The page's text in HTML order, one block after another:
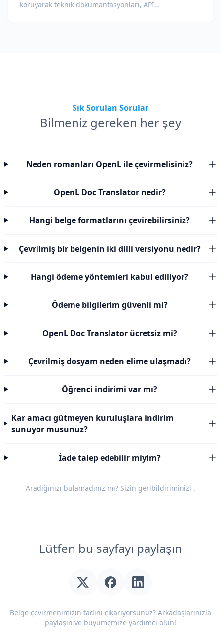
koruyarak teknik dokümantasyonları, API
Sık Sorulan Sorular
Bilmeniz gereken her şey
Neden romanları OpenL ile çevirmelisiniz?
OpenL Doc Translator nedir?
Hangi belge formatlarını çevirebilirsiniz?
Çevrilmiş bir belgenin iki dilli versiyonu nedir?
Hangi ödeme yöntemleri kabul ediliyor?
Ödeme bilgilerim güvenli mi?
OpenL Doc Translator ücretsiz mi?
Çevrilmiş dosyam neden elime ulaşmadı?
Öğrenci indirimi var mı?
Kar amacı gütmeyen kuruluşlara indirim
sunuyor musunuz?
İade talep edebilir miyim?
Aradığınızı bulamadınız mı? Sizin geribildiriminizi .
Lütfen bu sayfayı paylaşın
Belge çevirmenimizin tadını çıkarıyorsunuz? Arkadaşlarınızla
paylaşın ve büyümemize yardımcı olun!